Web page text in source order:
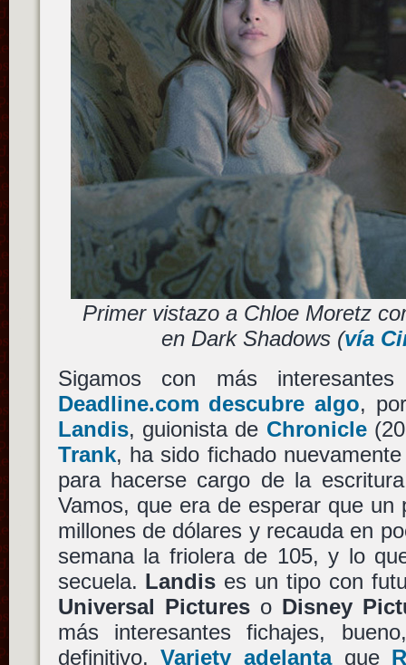
Primer vistazo a Chloe Moretz
en Dark Shadows (vía
Sigamos con más
Deadline.com descubre algo,
Landis, guionista de Chronicle
Trank, ha sido fichado
para hacerse cargo de la
Vamos, que era de esperar que un
millones de dólares y recauda en
semana la friolera de 105, y lo
secuela. Landis es un tipo con
Universal Pictureso Disney
más interesantes fichajes,
definitivo.Variety adelantaque